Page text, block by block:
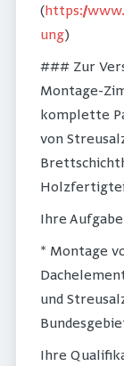
(https://
ung)
### Zur
Montage-
komplette
von
Ihre
* Montage
und
Ihre